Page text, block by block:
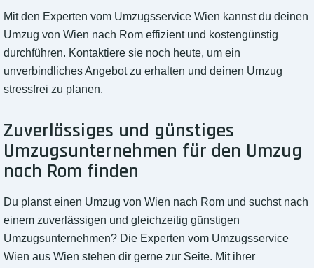
Mit den Experten vom Umzugsservice Wien kannst du deinen
Umzug von Wien nach Rom effizient und kostengünstig
durchführen. Kontaktiere sie noch heute, um ein
unverbindliches Angebot zu erhalten und deinen Umzug
stressfrei zu planen.
Zuverlässiges und günstiges
Umzugsunternehmen für den Umzug
nach Rom finden
Du planst einen Umzug von Wien nach Rom und suchst nach
einem zuverlässigen und gleichzeitig günstigen
Umzugsunternehmen? Die Experten vom Umzugsservice
Wien aus Wien stehen dir gerne zur Seite. Mit ihrer